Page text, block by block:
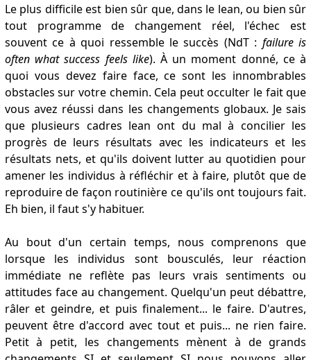
Le plus difficile est bien sûr que, dans le lean, ou bien sûr
tout programme de changement réel, l'échec est
souvent ce à quoi ressemble le succès (NdT : failure is
often what success feels like). À un moment donné, ce à
quoi vous devez faire face, ce sont les innombrables
obstacles sur votre chemin. Cela peut occulter le fait que
vous avez réussi dans les changements globaux. Je sais
que plusieurs cadres lean ont du mal à concilier les
progrès de leurs résultats avec les indicateurs et les
résultats nets, et qu'ils doivent lutter au quotidien pour
amener les individus à réfléchir et à faire, plutôt que de
reproduire de façon routinière ce qu'ils ont toujours fait.
Eh bien, il faut s'y habituer.
Au bout d'un certain temps, nous comprenons que
lorsque les individus sont bousculés, leur réaction
immédiate ne reflète pas leurs vrais sentiments ou
attitudes face au changement. Quelqu'un peut débattre,
râler et geindre, et puis finalement... le faire. D'autres,
peuvent être d'accord avec tout et puis... ne rien faire.
Petit à petit, les changements mènent à de grands